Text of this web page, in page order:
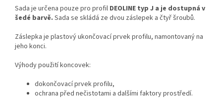
Sada je určena pouze pro profil DEOLINE typ J a je dostupná v
šedé barvě. Sada se skládá ze dvou záslepek a čtyř šroubů.
Záslepka je plastový ukončovací prvek profilu, namontovaný na
jeho konci.
Výhody použití koncovek:
dokončovací prvek profilu,
ochrana před nečistotami a dalšími faktory prostředí.